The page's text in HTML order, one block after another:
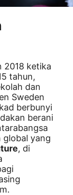
2018 ketika
tahun,
dan
Sweden
berbunyi
berani
global yang
, di